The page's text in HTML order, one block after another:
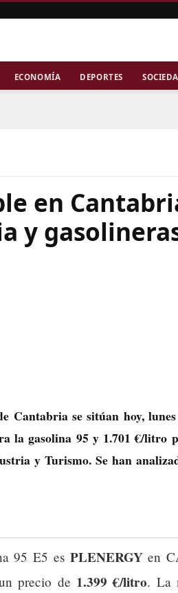
ECONOMÍA DEPORTES
en
y
Cantabria se sitúan hoy,
la gasolina 95 y 1.701 €/litro
y Turismo. Se han
95 E5 es PLENERGYen
precio de 1.399 €/litro. La